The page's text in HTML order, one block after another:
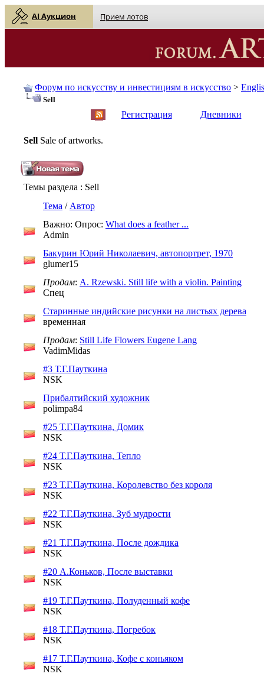
AI Аукцион Прием лотов
Форум по искусству и инвестициям в искусство >
Sell
Регистрация Дневники
Sell Sale of artworks.
Темы раздела : Sell
Тема / Автор
Важно: Опрос: What does a feather ...
Admin
Бакурин Юрий Николаевич, автопортрет, 1970
glumer15
Продам: A. Rzewski. Still life with a violin. Painting
Спец
Старинные индийские рисунки на листьях дерева
временная
Продам: Still Life Flowers Eugene Lang
VadimMidas
#3 Т.Г.Пауткина
NSK
Прибалтийский художник
polimpa84
#25 Т.Г.Пауткина, Домик
NSK
#24 Т.Г.Пауткина, Тепло
NSK
#23 Т.Г.Пауткина, Королевство без короля
NSK
#22 Т.Г.Пауткина, Зуб мудрости
NSK
#21 Т.Г.Пауткина, После дождика
NSK
#20 А.Коньков, После выставки
NSK
#19 Т.Г.Пауткина, Полуденный кофе
NSK
#18 Т.Г.Пауткина, Погребок
NSK
#17 Т.Г.Пауткина, Кофе с коньяком
NSK